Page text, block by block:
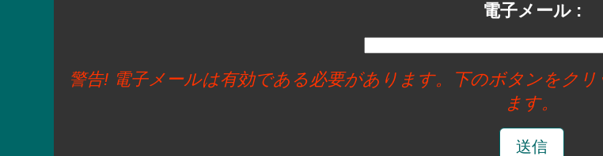
電子メール :
警告! 電子メールは有効である必要があります。下のボタンをク
ます。
送信